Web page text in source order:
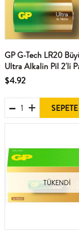
GP G-Tech LR20
Ultra Alkalin Pil 2'li
GP13AU-U2 D Boy
$4.92
TÜKENDI